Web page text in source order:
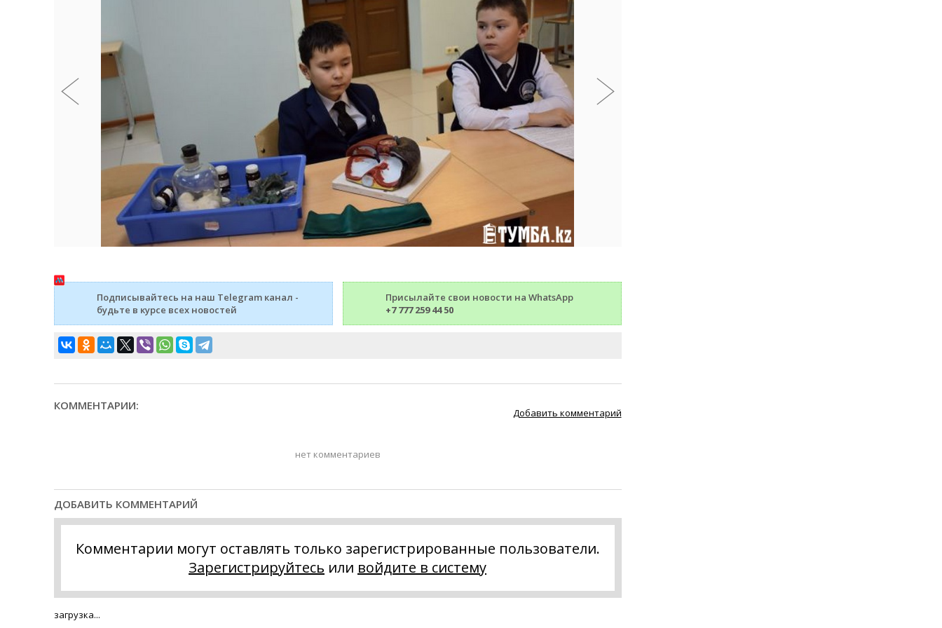
Подписывайтесь на наш Telegram канал -
будьте в курсе всех новостей
Присылайте свои новости на WhatsApp
+7 777 259 44 50
КОММЕНТАРИИ:
Добавить комментарий
нет комментариев
ДОБАВИТЬ КОММЕНТАРИЙ
Комментарии могут оставлять только зарегистрированные пользователи.
Зарегистрируйтесь или войдите в систему
загрузка...